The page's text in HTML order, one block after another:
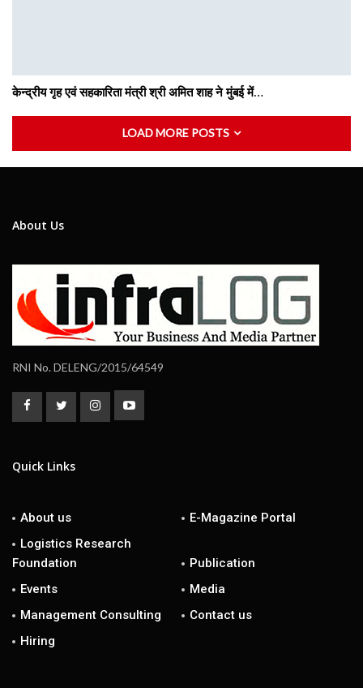
केन्द्रीय गृह एवं सहकारिता मंत्री श्री अमित शाह ने मुंबई में…
LOAD MORE POSTS
About Us
RNI No. DELENG/2015/64549
Quick Links
About us
E-Magazine Portal
Logistics Research
Foundation
Publication
Events
Media
Management Consulting
Contact us
Hiring